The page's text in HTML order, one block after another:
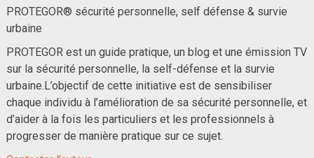
PROTEGOR® sécurité personnelle, self défense & survie
urbaine
PROTEGOR est un guide pratique, un blog et une émission TV
sur la sécurité personnelle, la self-défense et la survie
urbaine.L’objectif de cette initiative est de sensibiliser
chaque individu à l’amélioration de sa sécurité personnelle, et
d’aider à la fois les particuliers et les professionnels à
progresser de manière pratique sur ce sujet.